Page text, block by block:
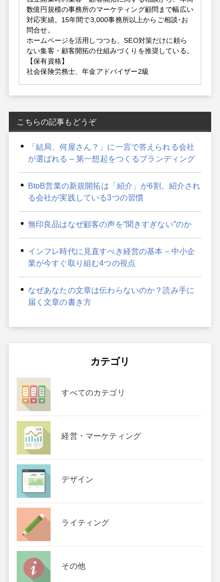
数億円規模の事務所のマーケティング顧問まで幅広い
対応実績。15年間で3,000事務所以上からご相談･お
問合せ。
ホームページを活用しつつも、SEO対策だけに頼ら
ない集客・顧客開拓の仕組みづくりを推奨している。
【保有資格】
社会保険労務士、年金アドバイザー2級
こちらの記事もどうぞ
「結局、何屋さん？」に一言で答えられる会社
が選ばれる – 第一想起をつくるブランディング
BtoB営業の新規開拓は「紹介」が6割。紹介され
る会社が実践している3つの習慣
無印良品はなぜ顧客の声を“聞きすぎない”のか
インフレ時代に見直すべき経営の基本 – 中小企
業が今すぐ取り組む4つの視点
なぜあなたの文章は伝わらないのか？読み手に
届く文章の書き方
カテゴリ
すべてのカテゴリ
経営・マーケティング
デザイン
ライティング
その他